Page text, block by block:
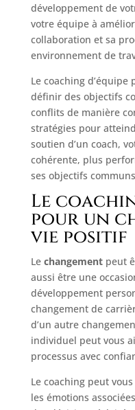
développement de
votre équipe à
collaboration et sa
environnement de
Le coaching
définir des objectifs
conflits de manière
stratégies pour
soutien d’un coach,
cohérente, plus
ses objectifs
Le
pour un
vie positif
Le changementpeut
aussi être une
développement
changement de
d’un autre
individuel peut vous
processus avec
Le coaching peut
les émotions